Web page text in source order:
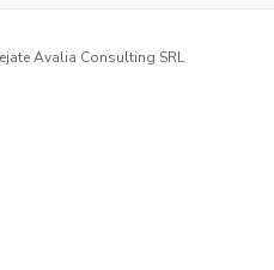
Avalia Consulting SRL